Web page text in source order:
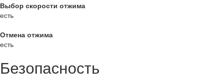
Выбор скорости отжима
есть
Отмена отжима
есть
Безопасность